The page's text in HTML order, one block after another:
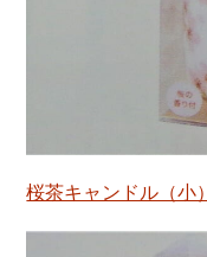
桜茶キャンドル（小）